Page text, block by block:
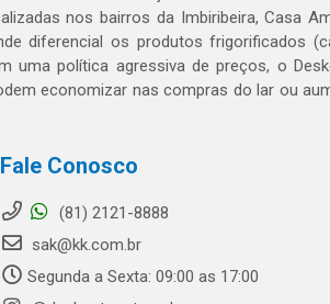
nos bairros da Imbiribeira, Casa
diferencial os produtos frigorificados
uma política agressiva de preços, o
economizar nas compras do lar ou
Fale Conosco
(81) 2121-8888
sak@kk.com.br
Segunda a Sexta: 09:00 as 17:00